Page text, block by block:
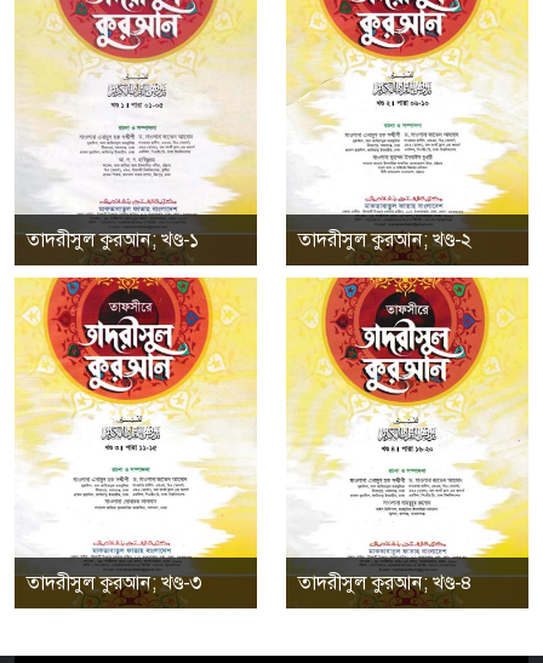
তাদরীসুল কুরআন; খণ্ড-১ তাদরীসুল কুরআন; খণ্ড-২
তাদরীসুল কুরআন; খণ্ড-৩ তাদরীসুল কুরআন; খণ্ড-৪